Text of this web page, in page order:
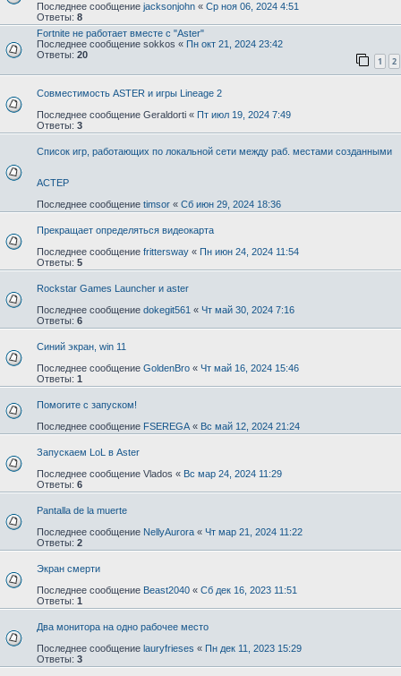
Последнее сообщение jacksonjohn « Ср ноя 06, 2024 4:51
Ответы: 8
Fortnite не работает вместе с "Aster"
Последнее сообщение sokkos « Пн окт 21, 2024 23:42
Ответы: 20
1 2
Совместимость ASTER и игры Lineage 2
Последнее сообщение Geraldorti « Пт июл 19, 2024 7:49
Ответы: 3
Список игр, работающих по локальной сети между раб. местами созданными
АСТЕР
Последнее сообщение timsor « Сб июн 29, 2024 18:36
Прекращает определяться видеокарта
Последнее сообщение frittersway « Пн июн 24, 2024 11:54
Ответы: 5
Rockstar Games Launcher и aster
Последнее сообщение dokegit561 « Чт май 30, 2024 7:16
Ответы: 6
Синий экран, win 11
Последнее сообщение GoldenBro « Чт май 16, 2024 15:46
Ответы: 1
Помогите с запуском!
Последнее сообщение FSEREGA « Вс май 12, 2024 21:24
Запускаем LoL в Aster
Последнее сообщение Vlados « Вс мар 24, 2024 11:29
Ответы: 6
Pantalla de la muerte
Последнее сообщение NellyAurora « Чт мар 21, 2024 11:22
Ответы: 2
Экран смерти
Последнее сообщение Beast2040 « Сб дек 16, 2023 11:51
Ответы: 1
Два монитора на одно рабочее место
Последнее сообщение lauryfrieses « Пн дек 11, 2023 15:29
Ответы: 3